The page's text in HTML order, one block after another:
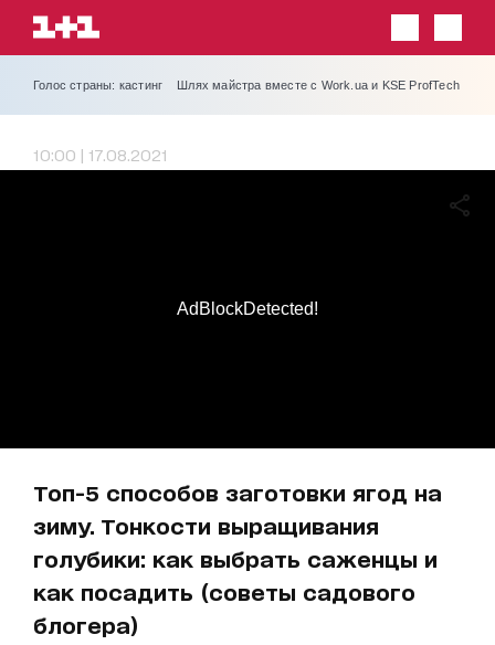
Голос страны: кастинг Шлях майстра вместе с Work.ua и KSE ProfTech
10:00 | 17.08.2021
Топ-5 способов заготовки ягод на
зиму. Тонкости выращивания
голубики: как выбрать саженцы и
как посадить (советы садового
блогера)
AdBlockDetected!